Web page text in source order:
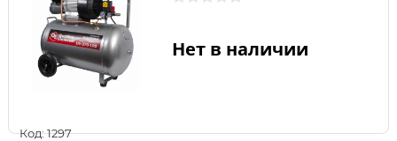
Код: 1297
Нет в наличии